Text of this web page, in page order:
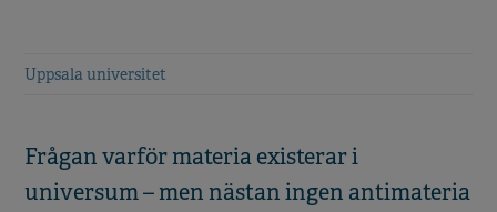
Uppsala universitet
Frågan varför materia existerar i
universum – men nästan ingen antimateria